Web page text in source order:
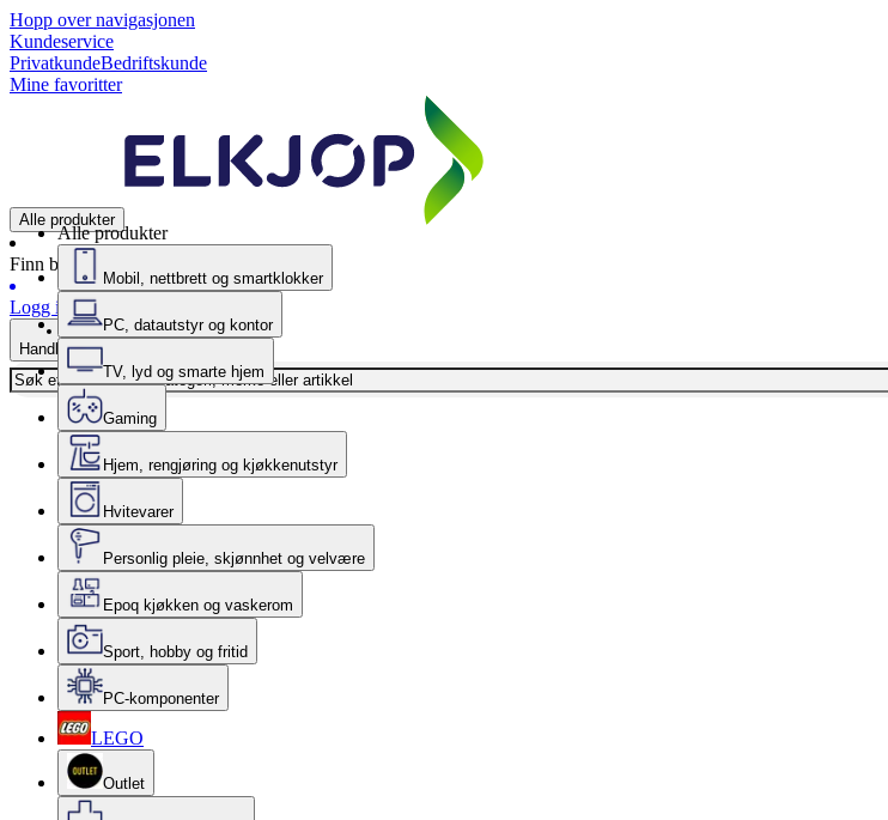
Hopp over navigasjonen
Kundeservice
PrivatkundeBedriftskunde
Mine favoritter
Alle produkter
Finn butikk
Logg inn
Handlekurv
Alle produkter
Mobil, nettbrett og smartklokker
PC, datautstyr og kontor
TV, lyd og smarte hjem
Gaming
Hjem, rengjøring og kjøkkenutstyr
Hvitevarer
Personlig pleie, skjønnhet og velvære
Epoq kjøkken og vaskerom
Sport, hobby og fritid
PC-komponenter
LEGO
Outlet